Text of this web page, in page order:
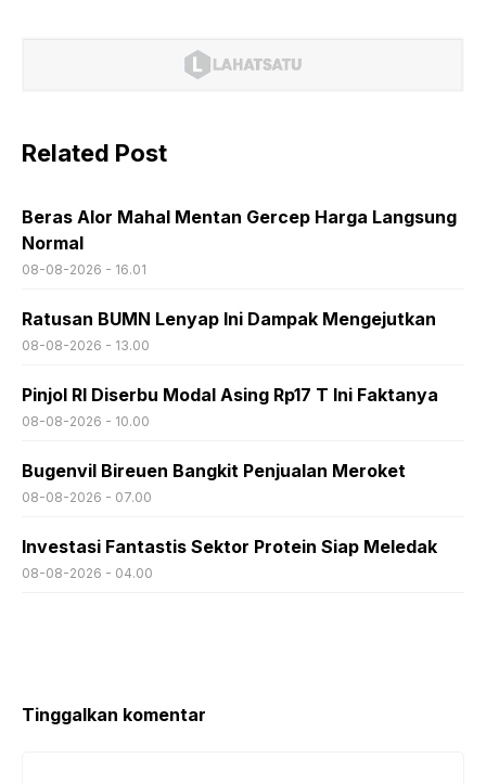
Related Post
Beras Alor Mahal Mentan Gercep Harga Langsung
Normal
08-08-2026 - 16.01
Ratusan BUMN Lenyap Ini Dampak Mengejutkan
08-08-2026 - 13.00
Pinjol RI Diserbu Modal Asing Rp17 T Ini Faktanya
08-08-2026 - 10.00
Bugenvil Bireuen Bangkit Penjualan Meroket
08-08-2026 - 07.00
Investasi Fantastis Sektor Protein Siap Meledak
08-08-2026 - 04.00
Tinggalkan komentar